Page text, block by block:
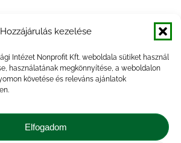
Hozzájárulás kezelése
Intézet Nonprofit Kft. weboldala sütiket használ
használatának megkönnyítése, a weboldalon
követése és releváns ajánlatok
Elfogadom
gyümölcs és bor
és bor